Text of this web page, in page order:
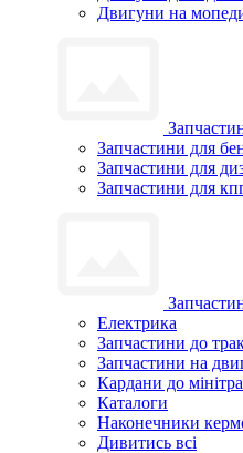
Двигуни на
Запчастини для
Запчастини для
Запчастини для
Електрика
Запчастини до
Запчастини на
Кардани до
Каталоги
Наконечники
Дивитись всі